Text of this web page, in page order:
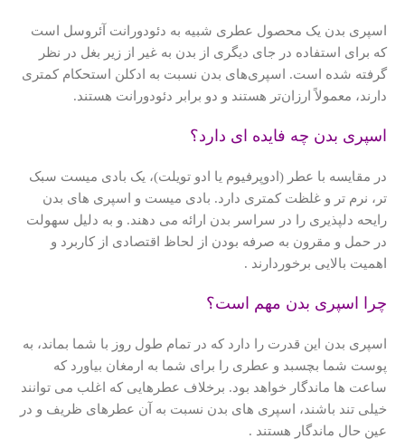
اسپری بدن یک محصول عطری شبیه به دئودورانت آئروسل است
که برای استفاده در جای دیگری از بدن به غیر از زیر بغل در نظر
گرفته شده است. اسپری‌های بدن نسبت به ادکلن استحکام کمتری
دارند، معمولاً ارزان‌تر هستند و دو برابر دئودورانت هستند.
اسپری بدن چه فایده ای دارد؟
در مقایسه با عطر (ادوپرفیوم یا ادو تویلت)، یک بادی میست سبک
تر، نرم تر و غلظت کمتری دارد. بادی میست و اسپری های بدن
رایحه دلپذیری را در سراسر بدن ارائه می دهند. و به دلیل سهولت
در حمل و مقرون به صرفه بودن از لحاظ اقتصادی از کاربرد و
اهمیت بالایی برخوردارند .
چرا اسپری بدن مهم است؟
اسپری بدن این قدرت را دارد که در تمام طول روز با شما بماند، به
پوست شما بچسبد و عطری را برای شما به ارمغان بیاورد که
ساعت ها ماندگار خواهد بود. برخلاف عطرهایی که اغلب می توانند
خیلی تند باشند، اسپری های بدن نسبت به آن عطرهای ظریف و در
عین حال ماندگار هستند .